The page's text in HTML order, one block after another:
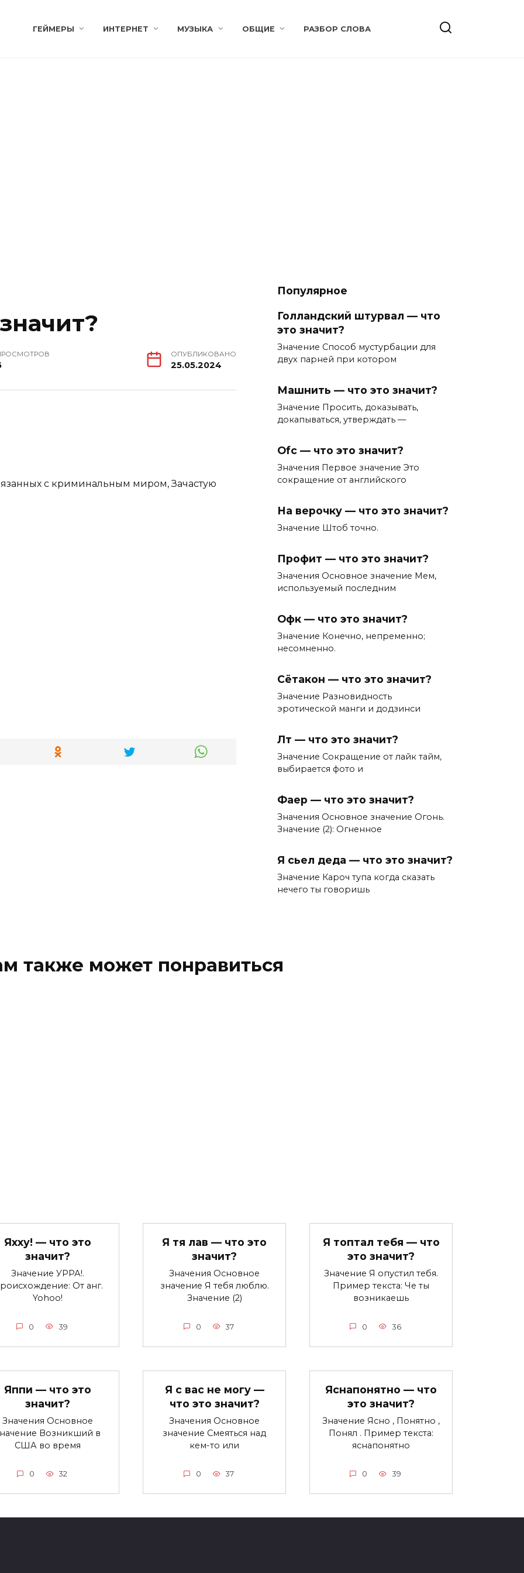
ГЕЙМЕРЫ ИНТЕРНЕТ МУЗЫКА ОБЩИЕ РАЗБОР СЛОВА
ОПУБЛИКОВАНО
25.05.2024
с криминальным миром, Зачастую
Популярное
Голландский штурвал — что
это значит?
Значение Способ мустурбации для
двух парней при котором
Машнить — что это значит?
Значение Просить, доказывать,
докапываться, утверждать —
Ofc — что это значит?
Значения Первое значение Это
сокращение от английского
На верочку — что это значит?
Значение Штоб точно.
Профит — что это значит?
Значения Основное значение Мем,
используемый последним
Офк — что это значит?
Значение Конечно, непременно;
несомненно.
Сётакон — что это значит?
Значение Разновидность
эротической манги и додзинси
Лт — что это значит?
Значение Сокращение от лайк тайм,
выбирается фото и
Фаер — что это значит?
Значения Основное значение Огонь.
Значение (2): Огненное
Я сьел деда — что это значит?
Значение Кароч тупа когда сказать
нечего ты говоришь
также может понравиться
Яхху! — что это
значит?
Значение УРРА!.
От анг.
Yohoo!
0 39
Я тя лав — что это
значит?
Значения Основное
значение Я тебя люблю.
Значение (2)
0 37
Я топтал тебя — что
это значит?
Значение Я опустил тебя.
Пример текста: Че ты
возникаешь
0 36
Яппи — что это
значит?
Значения Основное
Возникший в
США во время
0 32
Я с вас не могу —
что это значит?
Значения Основное
значение Смеяться над
кем-то или
0 37
Яснапонятно — что
это значит?
Значение Ясно , Понятно ,
Понял . Пример текста:
яснапонятно
0 39